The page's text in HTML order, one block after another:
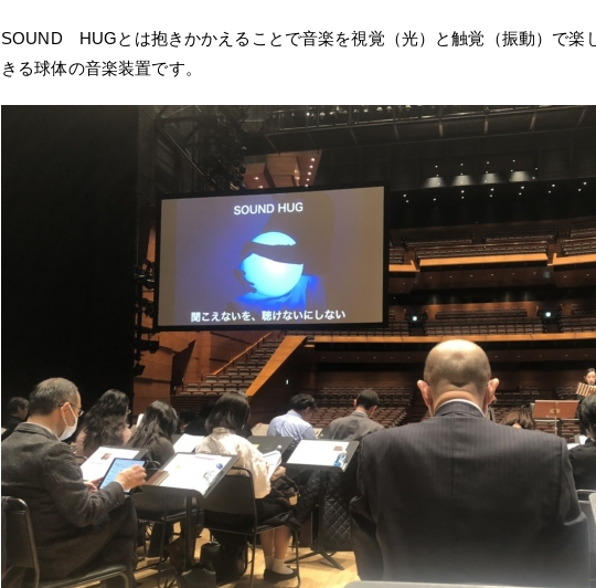
SOUND HUGとは抱きかかえることで音楽を視覚（光）と触覚（振動）で楽
きる球体の音楽装置です。